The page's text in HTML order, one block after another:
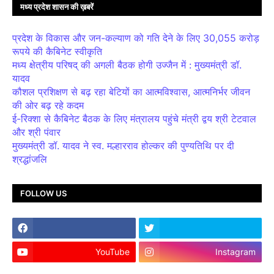
मध्य प्रदेश शासन की ख़बरें
प्रदेश के विकास और जन-कल्याण को गति देने के लिए 30,055 करोड़
रूपये की कैबिनेट स्वीकृति
मध्य क्षेत्रीय परिषद् की अगली बैठक होगी उज्जैन में : मुख्यमंत्री डॉ.
यादव
कौशल प्रशिक्षण से बढ़ रहा बेटियों का आत्मविश्वास, आत्मनिर्भर जीवन
की ओर बढ़ रहे कदम
ई-रिक्शा से कैबिनेट बैठक के लिए मंत्रालय पहुंचे मंत्री द्वय श्री टेटवाल
और श्री पंवार
मुख्यमंत्री डॉ. यादव ने स्व. मल्हारराव होल्कर की पुण्यतिथि पर दी
श्रद्धांजलि
FOLLOW US
YouTube Instagram